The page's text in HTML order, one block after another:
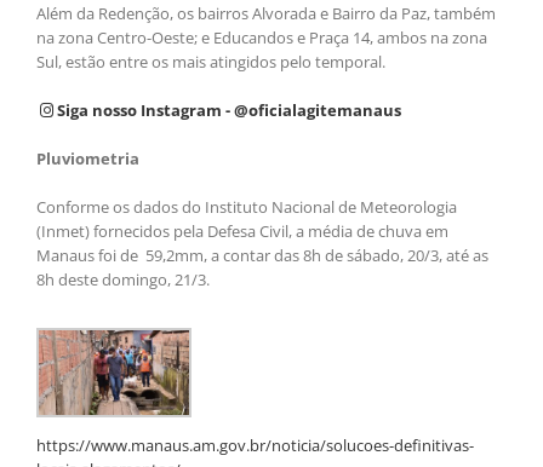
Além da Redenção, os bairros Alvorada e Bairro da Paz, também
na zona Centro-Oeste; e Educandos e Praça 14, ambos na zona
Sul, estão entre os mais atingidos pelo temporal.
Siga nosso Instagram - @oficialagitemanaus
Pluviometria
Conforme os dados do Instituto Nacional de Meteorologia
(Inmet) fornecidos pela Defesa Civil, a média de chuva em
Manaus foi de 59,2mm, a contar das 8h de sábado, 20/3, até as
8h deste domingo, 21/3.
https://www.manaus.am.gov.br/noticia/solucoes-definitivas-